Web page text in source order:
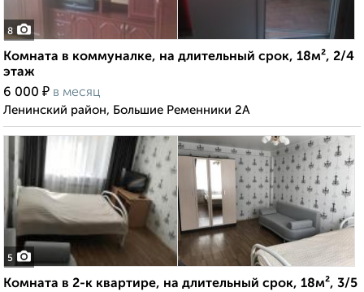
8
Комната в коммуналке, на длительный срок, 18м², 2/4
этаж
6 000 ₽ в месяц
Ленинский район, Большие Ременники 2А
5
Комната в 2-к квартире, на длительный срок, 18м², 3/5